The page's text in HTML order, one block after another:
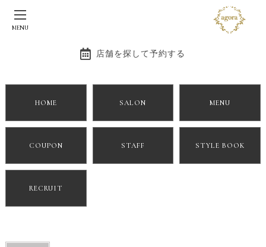
MENU
店舗を探して予約する
HOME SALON MENU
COUPON STAFF STYLE BOOK
RECRUIT
BLOG
こんにちは！
MARIKOです(*^ω^*)
仕事帰り、あまりにも変な空の色だったので
不気味なような